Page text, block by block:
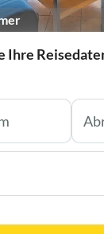
Ihre